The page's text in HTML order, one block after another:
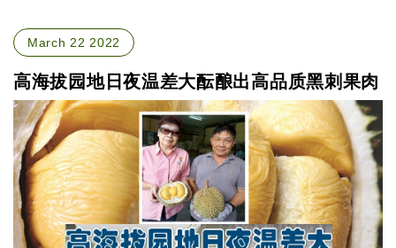
March 22 2022
高海拔园地日夜温差大酝酿出高品质黑刺果肉